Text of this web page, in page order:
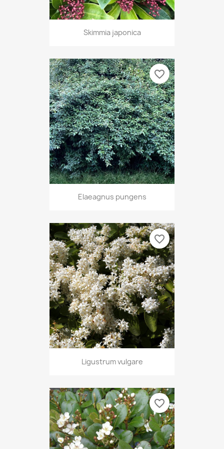
Skimmia japonica
Elaeagnus pungens
favorite_border
Ligustrum vulgare
favorite_border
favorite_border